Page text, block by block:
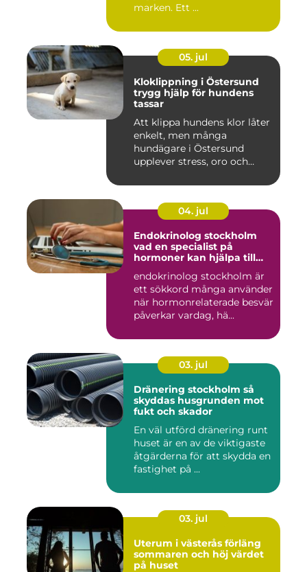
marken. Ett ...
05. jul
Kloklippning i Östersund
trygg hjälp för hundens
tassar
Att klippa hundens klor låter
enkelt, men många
hundägare i Östersund
upplever stress, oro och
04. jul
Endokrinolog stockholm
vad en specialist på
hormoner kan hjälpa till
endokrinolog stockholm är
ett sökkord många använder
när hormonrelaterade besvär
påverkar vardag, hä...
03. jul
Dränering stockholm så
skyddas husgrunden mot
fukt och skador
En väl utförd dränering runt
huset är en av de viktigaste
åtgärderna för att skydda en
fastighet på ...
03. jul
Uterum i västerås förläng
sommaren och höj värdet
på huset